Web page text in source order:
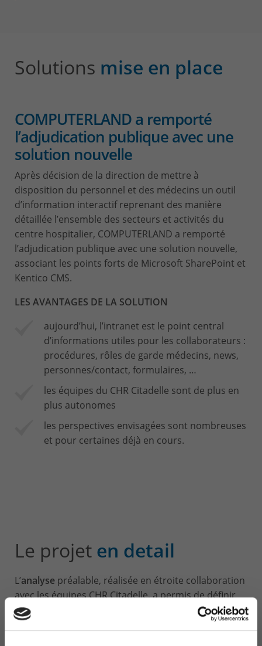
Solutions mise en place
COMPUTERLAND a remporté
l’adjudication publique avec une
solution nouvelle
Après décision de la direction de mettre à
disposition du personnel et des médecins un outil
d’information interactif reprenant des manière
détaillée l’ensemble des secteurs et activités du
centre hospitalier, COMPUTERLAND a remporté
l’adjudication publique avec une solution nouvelle,
associant les points forts de Microsoft SharePoint et
Kentico CMS.
LES AVANTAGES DE LA SOLUTION
aujourd’hui, l’intranet est le point central
d’informations utiles pour les collaborateurs :
procédures, rôles de garde médecins, news,
personnes/contact, formulaires, …
les équipes du CHR Citadelle sont de plus en
plus autonomes
les perspectives envisagées sont nombreuses
et pour certaines déjà en cours.
Le projet en detail
L’analyse préalable, réalisée en étroite collaboration
avec les équipes CHR Citadelle, a permis de définir
un périmètre très précis avec des objectifs
clairement identifiés et compris.